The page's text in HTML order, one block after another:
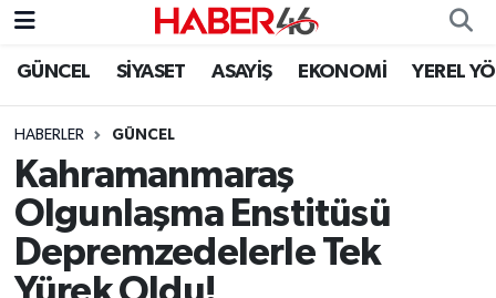
GÜNCEL SİYASET ASAYİŞ EKONOMİ YEREL
HABERLER GÜNCEL
Kahramanmaraş
Olgunlaşma Enstitüsü
Depremzedelerle Tek
GÜNCEL
SİYASET
EKONOMİ
SPOR
Nöbetçi Eczaneler
Hava Durumu
Kahramanmaraş Namaz Vakitleri
Trafik Durumu